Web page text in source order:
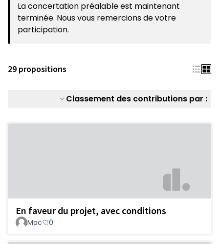
La concertation préalable est maintenant
terminée. Nous vous remercions de votre
participation.
29 propositions
Classement des contributions par :
En faveur du projet, avec conditions
Mac 0